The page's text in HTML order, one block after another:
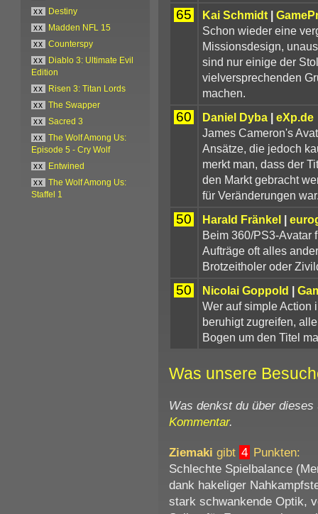
65 Kai Schmidt|
Schon wieder eine
Missionsdesign,
sind nur einige der
vielversprechenden
machen.
60 Daniel Dyba | eXp.de
James Cameron's
Ansätze, die jedoch
merkt man, dass der
den Markt gebracht
für Veränderungen
50 Harald Fränkel|
Beim 360/PS3-Avatar
Aufträge oft alles
Brotzeitholer oder
50 Nicolai Goppold |
Wer auf simple Action
beruhigt zugreifen,
Bogen um den Titel
Was unsere
Was denkst du über
Kommentar.
Ziemaki gibt 4 Punkten:
Schlechte Spielbalance
dank hakeliger
stark schwankende Optik,
xx
Destiny
xx
Madden NFL 15
xx
Counterspy
xx
Diablo 3: Ultimate Evil
Edition
xx
Risen 3: Titan Lords
xx
The Swapper
xx
Sacred 3
xx
The Wolf Among Us:
Episode 5 - Cry Wolf
xx
Entwined
xx
The Wolf Among Us:
Staffel 1